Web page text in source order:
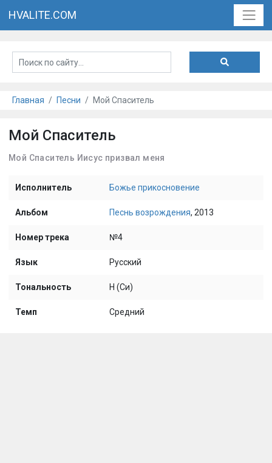
HVALITE.COM
Главная Песни Мой Спаситель
Мой Спаситель
Мой Спаситель Иисус призвал меня
Исполнитель Божье прикосновение
Альбом Песнь возрождения, 2013
Номер трека №4
Язык Русский
Тональность H (Си)
Темп Средний